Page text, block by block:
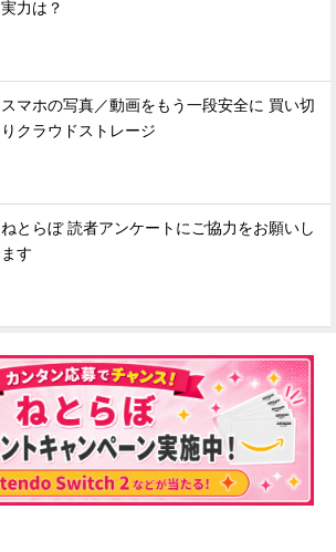
実力は？
スマホの写真／動画をもう一段安全に 買い切
りクラウドストレージ
ねとらぼ 読者アンケートにご協力をお願いし
ます